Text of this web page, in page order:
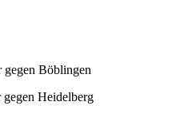
gegen Böblingen
Heidelberg